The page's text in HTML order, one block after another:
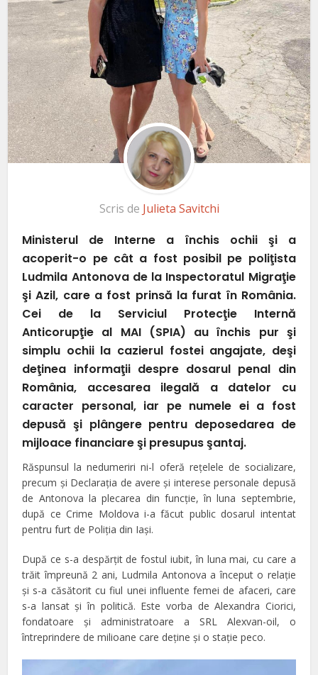
Scris de Julieta Savitchi
Ministerul de Interne a închis ochii şi a
acoperit-o pe cât a fost posibil pe poliţista
Ludmila Antonova de la Inspectoratul Migraţie
şi Azil, care a fost prinsă la furat în România.
Cei de la Serviciul Protecţie Internă
Anticorupţie al MAI (SPIA) au închis pur şi
simplu ochii la cazierul fostei angajate, deşi
deţinea informaţii despre dosarul penal din
România, accesarea ilegală a datelor cu
caracter personal, iar pe numele ei a fost
depusă şi plângere pentru deposedarea de
mijloace financiare şi presupus şantaj.
Răspunsul la nedumeriri ni-l oferă reţelele de socializare,
precum şi Declaraţia de avere şi interese personale depusă
de Antonova la plecarea din funcţie, în luna septembrie,
după ce Crime Moldova i-a făcut public dosarul intentat
pentru furt de Poliţia din Iaşi.
După ce s-a despărţit de fostul iubit, în luna mai, cu care a
trăit împreună 2 ani, Ludmila Antonova a început o relaţie
şi s-a căsătorit cu fiul unei influente femei de afaceri, care
s-a lansat şi în politică. Este vorba de Alexandra Ciorici,
fondatoare şi administratoare a SRL Alexvan-oil, o
întreprindere de milioane care deţine şi o staţie peco.